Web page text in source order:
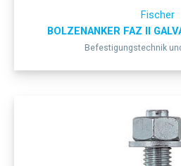
Fischer
BOLZENANKER FAZ II
Befestigungstechnik